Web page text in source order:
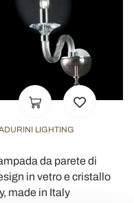
LIGHTING
da parete di
in vetro e cristallo
made in Italy